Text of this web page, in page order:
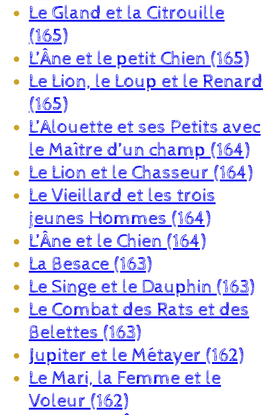
Le Gland et la Citrouille
(165)
L’Âne et le petit Chien (165)
Le Lion, le Loup et le Renard
(165)
L’Alouette et ses Petits avec
le Maître d’un champ (164)
Le Lion et le Chasseur (164)
Le Vieillard et les trois
jeunes Hommes (164)
L’Âne et le Chien (164)
La Besace (163)
Le Singe et le Dauphin (163)
Le Combat des Rats et des
Belettes (163)
Jupiter et le Métayer (162)
Le Mari, la Femme et le
Voleur (162)